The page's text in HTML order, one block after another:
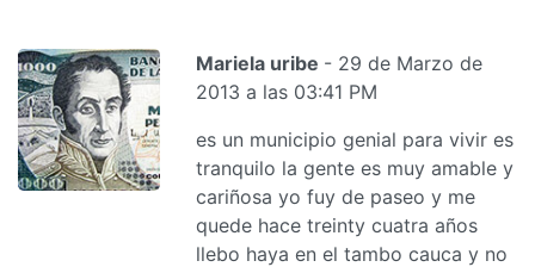
Mariela uribe - 29 de Marzo de
2013 a las 03:41 PM
es un municipio genial para vivir es
tranquilo la gente es muy amable y
cariñosa yo fuy de paseo y me
quede hace treinty cuatra años
llebo haya en el tambo cauca y no